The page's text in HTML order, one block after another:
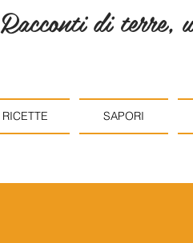
Racconti di terre,
RICETTE SAPORI